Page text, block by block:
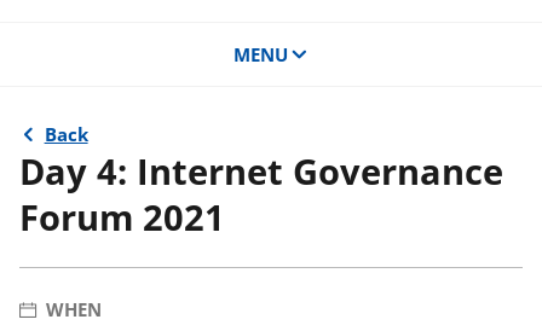
MENU
Back
Day 4: Internet Governance
Forum 2021
WHEN